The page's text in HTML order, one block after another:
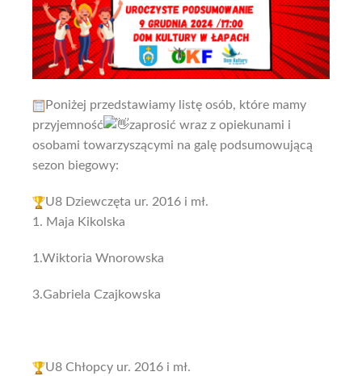
Poniżej przedstawiamy listę osób, które mamy
przyjemność
zaprosić wraz z opiekunami i
osobami towarzyszącymi na galę podsumowującą
sezon biegowy:
U8 Dziewczęta ur. 2016 i mł.
1. Maja Kikolska
1.Wiktoria Wnorowska
3.Gabriela Czajkowska
U8 Chłopcy ur. 2016 i mł.